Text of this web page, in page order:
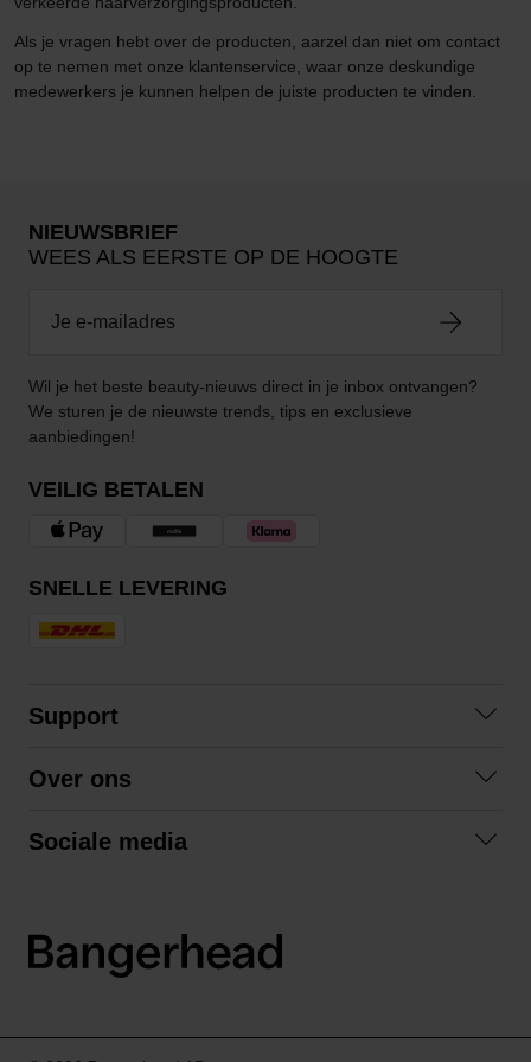
Als je vragen hebt over de producten, aarzel dan niet om contact
op te nemen met onze klantenservice, waar onze deskundige
medewerkers je kunnen helpen de juiste producten te vinden.
NIEUWSBRIEF
WEES ALS EERSTE OP DE HOOGTE
Wil je het beste beauty-nieuws direct in je inbox ontvangen?
We sturen je de nieuwste trends, tips en exclusieve
aanbiedingen!
VEILIG BETALEN
SNELLE LEVERING
Support
Algemene voorwaarden
Over ons
Sociale media
LinkedIn